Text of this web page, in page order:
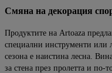
Смяна на декорация
Продуктите на Artoaza
специални инструменти или
сезона е наистина лесна.
за стена през пролетта и по-